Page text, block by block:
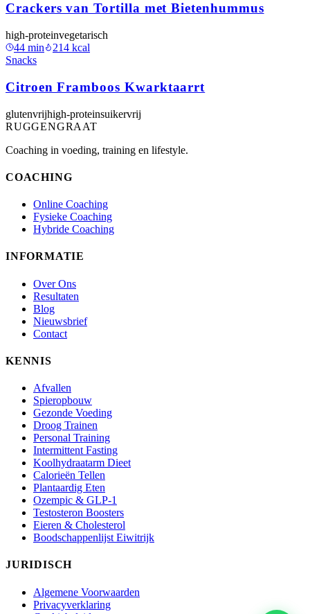
Crackers van Tortilla met Bietenhummus
high-proteinvegetarisch
44 min 214 kcal
Snacks
Citroen Framboos Kwarktaarrt
glutenvrijhigh-proteinsuikervrij
RUGGENGRAAT
Coaching in voeding, training en lifestyle.
COACHING
Online Coaching
Fysieke Coaching
Hybride Coaching
INFORMATIE
Over Ons
Resultaten
Blog
Nieuwsbrief
Contact
KENNIS
Afvallen
Spieropbouw
Gezonde Voeding
Droog Trainen
Personal Training
Intermittent Fasting
Koolhydraatarm Dieet
Calorieën Tellen
Plantaardig Eten
Ozempic & GLP-1
Testosteron Boosters
Eieren & Cholesterol
Boodschappenlijst Eiwitrijk
JURIDISCH
Algemene Voorwaarden
Privacyverklaring